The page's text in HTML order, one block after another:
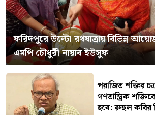
ফরিদপুরে উল্টো রথযাত্রায় বিভিন্ন
এমপি চৌধুরী নায়াব ইউসুফ
পরাজিত শক্তির
গণতান্ত্রিক
হবে: রুহুল কবির